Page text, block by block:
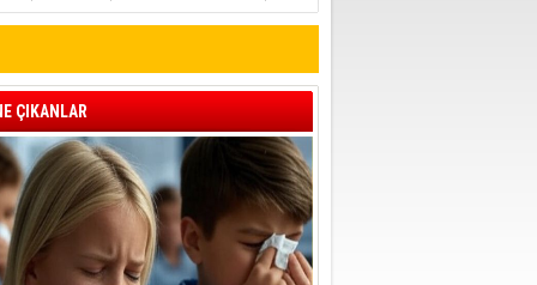
Ziyaret
ÇIKANLAR